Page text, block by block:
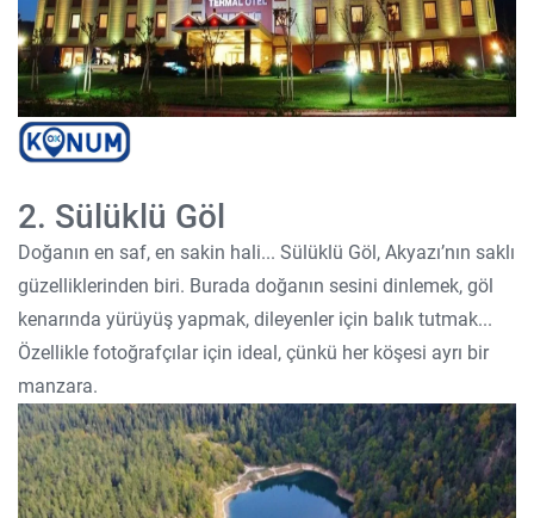
2. Sülüklü Göl
Doğanın en saf, en sakin hali... Sülüklü Göl, Akyazı’nın saklı
güzelliklerinden biri. Burada doğanın sesini dinlemek, göl
kenarında yürüyüş yapmak, dileyenler için balık tutmak...
Özellikle fotoğrafçılar için ideal, çünkü her köşesi ayrı bir
manzara.